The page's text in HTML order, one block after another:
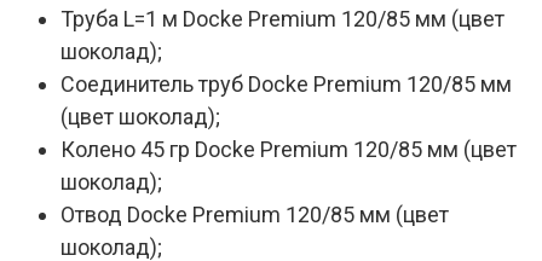
Труба L=1 м Docke Premium 120/85 мм (цвет
шоколад);
Соединитель труб Docke Premium 120/85 мм
(цвет шоколад);
Колено 45 гр Docke Premium 120/85 мм (цвет
шоколад);
Отвод Docke Premium 120/85 мм (цвет
шоколад);